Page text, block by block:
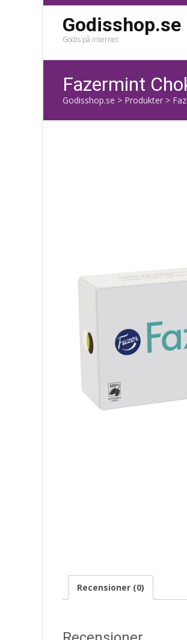
Godisshop.se
Godis på internet
Fazermint
Godisshop.se > Produkter >
Recensioner (0)